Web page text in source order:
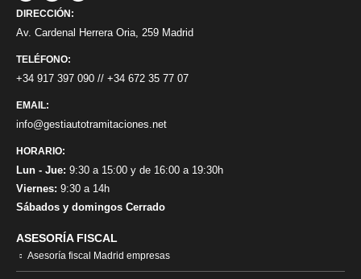
DIRECCIÓN:
Av. Cardenal Herrera Oria, 259 Madrid
TELÉFONO:
+34 917 397 090 // +34 672 35 77 07
EMAIL:
info@gestiautotramitaciones.net
HORARIO:
Lun - Jue: 9:30 a 15:00 y de 16:00 a 19:30h
Viernes: 9:30 a 14h
Sábados y domingos Cerrado
ASESORÍA FISCAL
Asesoría fiscal Madrid empresas